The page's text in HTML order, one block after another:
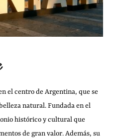
el centro de Argentina, que se
natural. Fundada en el
histórico y cultural que
de gran valor. Además, su